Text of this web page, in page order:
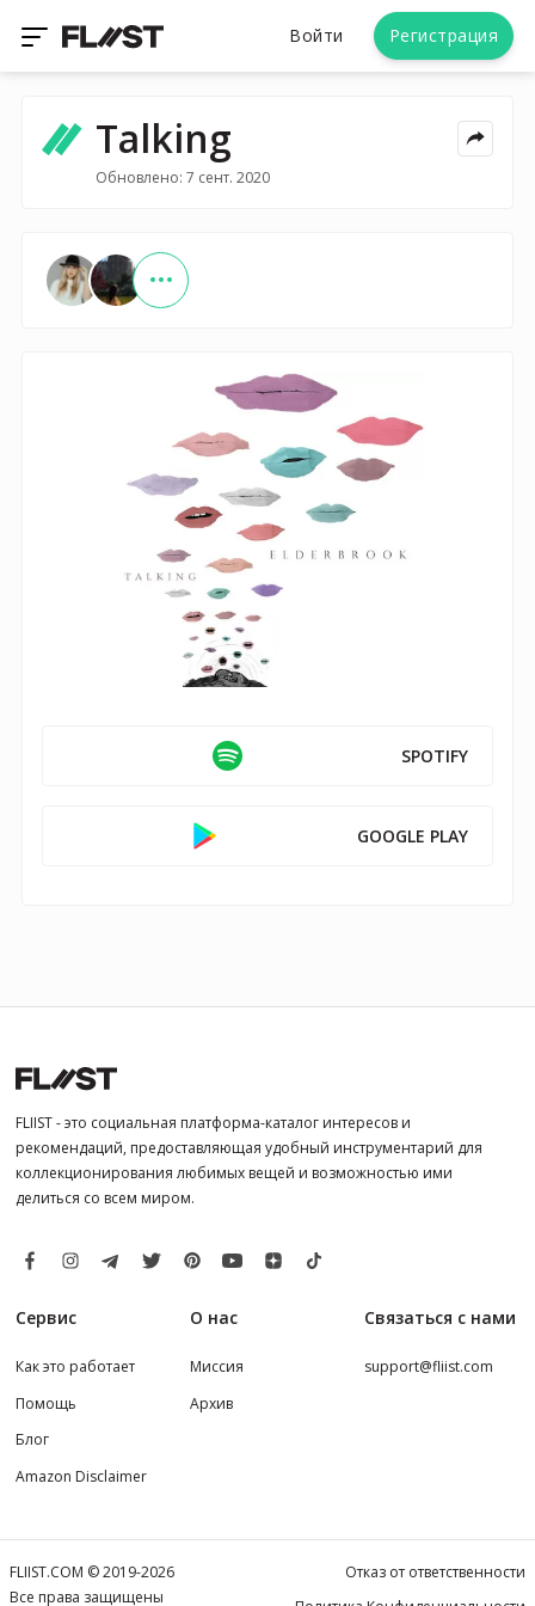
Войти Регистрация
Talking
Обновлено: 7 сент. 2020
SPOTIFY
GOOGLE PLAY
FLIIST - это социальная платформа-каталог интересов и
рекомендаций, предоставляющая удобный инструментарий для
коллекционирования любимых вещей и возможностью ими
делиться со всем миром.
Сервис
Как это работает
Помощь
Блог
Amazon Disclaimer
О нас
Миссия
Архив
Связаться с нами
support@fliist.com
FLIIST.COM © 2019-2026
Все права защищены
Отказ от ответственности